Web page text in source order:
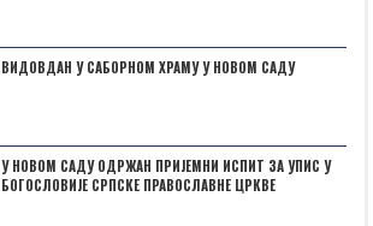
ВИДОВДАН У САБОРНОМ ХРАМУ У НОВОМ САДУ
У НОВОМ САДУ ОДРЖАН ПРИЈЕМНИ ИСПИТ ЗА УПИС У
БОГОСЛОВИЈЕ СРПСКЕ ПРАВОСЛАВНЕ ЦРКВЕ